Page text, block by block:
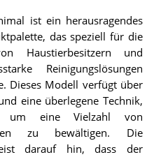
ist ein herausragendes
das speziell für die
Haustierbesitzern und
Reinigungslösungen
Dieses Modell verfügt über
eine überlegene Technik,
um eine Vielzahl von
zu bewältigen. Die
darauf hin, dass der